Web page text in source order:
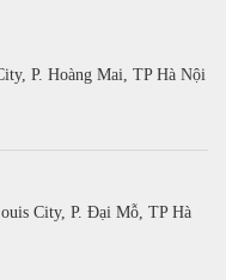
P. Hoàng Mai, TP Hà Nội
City, P. Đại Mỗ, TP Hà